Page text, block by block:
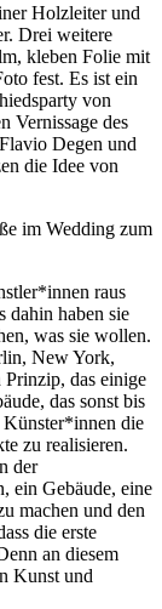
Holzleiter und
Drei weitere
kleben Folie mit
fest. Es ist ein
von
Vernissage des
Degen und
die Idee von
raus
dahin haben sie
was sie wollen.
New York,
das einige
das sonst bis
Künster*innen die
zu realisieren.
der
ein Gebäude, eine
machen und den
die erste
an diesem
Kunst und